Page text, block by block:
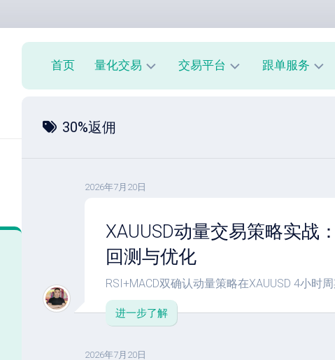
首页 量化交易
策
发
教
策
优
化
回
交易平台
经
纪
商
评
测
跟单服务
单
系
南
跟
30%返佣
2026年7月20日
XAUUSD动量交易策略实战
回测与优化
RSI+MACD双确认动量策略在XAUUSD 4小时
进一步了解
2026年7月20日